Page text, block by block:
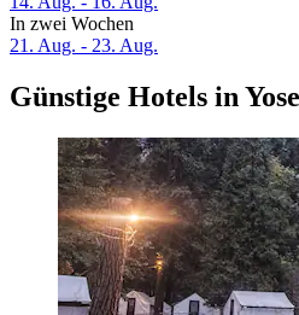
In zwei Wochen
21. Aug. - 23. Aug.
Günstige Hotels in